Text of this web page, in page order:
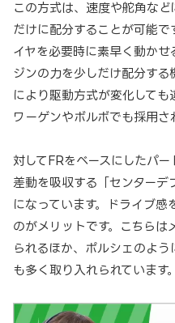
この方式は、速度や舵角な
だけに配分することが可能で
イヤを必要時に素早く動か
ジンの力を少しだけ配分する
により駆動方式が変化しても
ワーゲンやボルボでも採用さ
対してFRをベースにしたパ
差動を吸収する「センター
になっています。ドライブ感
のがメリットです。こちら
られるほか、ポルシェのよ
も多く取り入れられています。